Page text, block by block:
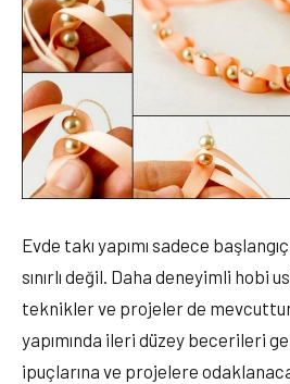
Evde takı yapımı sadece
sınırlı değil. Daha deneyimli hobi
teknikler ve projeler de
yapımında ileri düzey becerileri
ipuçlarına ve projelere